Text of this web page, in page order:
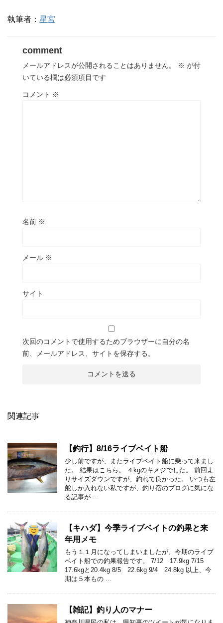
執筆者： 星宮
comment
メールアドレスが公開されることはありません。 ※ が付
いている欄は必須項目です
コメント ※
名前 ※
メール ※
サイト
次回のコメントで使用するためブラウザーに自分の名
前、メールアドレス、サイトを保存する。
関連記事
【釣行】8/16ライブベイト船
少し前ですが、またライブベイト船に乗って来まし
た。 結果はこちら。 ４kgのキメジでした。 前回よ
りサイズダウンですが、釣れて良かった。 いつも左
舵しか入れない私ですが、釣り宿のブログに気にな
る記事が …
【キハダ】今季ライブベイトの釣果と来
年用メモ
もう１１月になってしまいましたが、今期のライブ
ベイト船での釣果報告です。 7/12 17.9kg 7/15
17.6kgと20.4kg 8/5 22.6kg 9/4 24.8kg 以上、今
期は５本もの …
【雑記】釣り人のマナー